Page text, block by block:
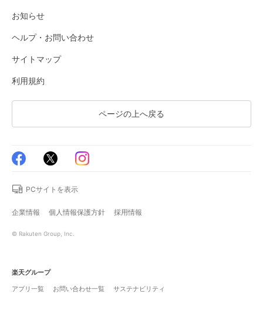
お知らせ
ヘルプ・お問い合わせ
サイトマップ
利用規約
ページの上へ戻る
PCサイトを表示
企業情報 個人情報保護方針 採用情報
© Rakuten Group, Inc.
楽天グループ
アプリ一覧
お問い合わせ一覧 サステナビリティ